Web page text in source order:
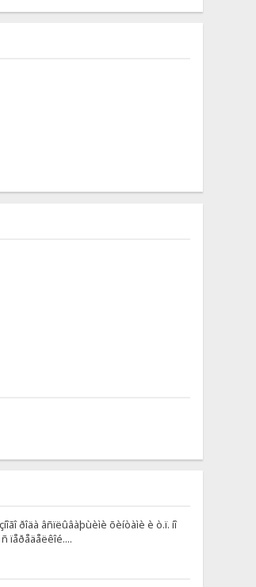
ðîäà âñïëûâàþùèìè õèíòàìè è ò.ï. íî
ïåðåäåëêîé....